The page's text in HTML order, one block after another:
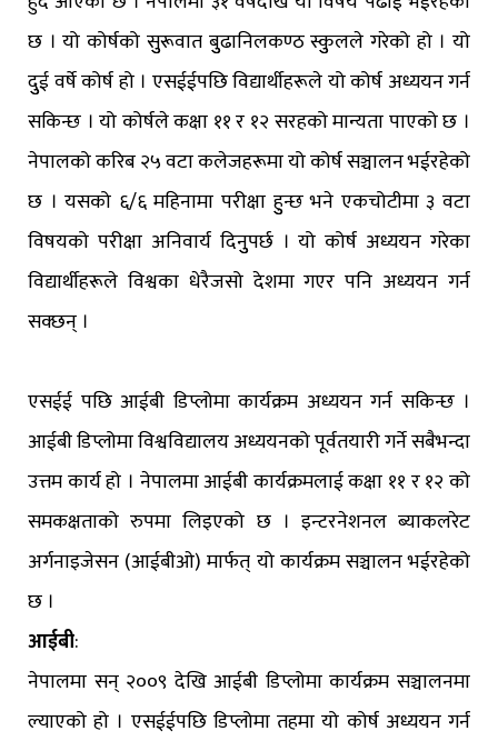
छ । यो कोर्षको सुुरूवात बुुढानिलकण्ठ स्कुुलले गरेको हो । यो
दुुई वर्षे कोर्ष हो । एसईईपछि विद्यार्थीहरूले यो कोर्ष अध्ययन गर्न
सकिन्छ । यो कोर्षले कक्षा ११ र १२ सरहको मान्यता पाएको छ ।
नेपालको करिब २५ वटा कलेजहरूमा यो कोर्ष सञ्चालन भईरहेको
छ । यसको ६/६ महिनामा परीक्षा हुुन्छ भने एकचोटीमा ३ वटा
विषयको परीक्षा अनिवार्य दिनुुपर्छ । यो कोर्ष अध्ययन गरेका
विद्यार्थीहरूले विश्वका धेरैजसो देशमा गएर पनि अध्ययन गर्न
सक्छन् ।
एसईई पछि आईबी डिप्लोमा कार्यक्रम अध्ययन गर्न सकिन्छ ।
आईबी डिप्लोमा विश्वविद्यालय अध्ययनको पूर्वतयारी गर्ने सबैभन्दा
उत्तम कार्य हो । नेपालमा आईबी कार्यक्रमलाई कक्षा ११ र १२ को
समकक्षताको रुपमा लिइएको छ । इन्टरनेशनल ब्याकलरेट
अर्गनाइजेसन (आईबीओ) मार्फत् यो कार्यक्रम सञ्चालन भईरहेको
छ ।
आईबी:
नेपालमा सन् २००९ देखि आईबी डिप्लोमा कार्यक्रम सञ्चालनमा
ल्याएको हो । एसईईपछि डिप्लोमा तहमा यो कोर्ष अध्ययन गर्न